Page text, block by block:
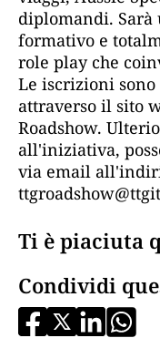
diplomandi.
formativo e
role play che
Le iscrizioni
attraverso il sito
Roadshow.
all'iniziativa,
via email
Ti è piaciuta
Condividi